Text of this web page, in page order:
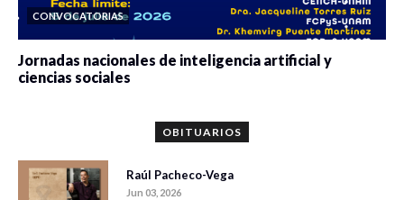
CONVOCATORIAS
Jornadas nacionales de inteligencia artificial y
ciencias sociales
OBITUARIOS
Raúl Pacheco-Vega
Jun 03, 2026